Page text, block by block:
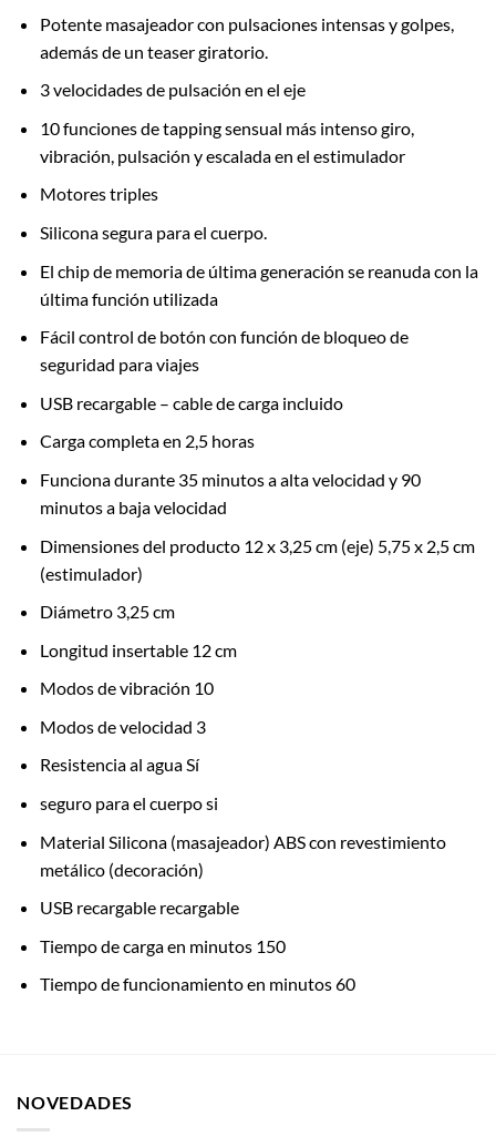
Potente masajeador con pulsaciones intensas y golpes,
además de un teaser giratorio.
3 velocidades de pulsación en el eje
10 funciones de tapping sensual más intenso giro,
vibración, pulsación y escalada en el estimulador
Motores triples
Silicona segura para el cuerpo.
El chip de memoria de última generación se reanuda con la
última función utilizada
Fácil control de botón con función de bloqueo de
seguridad para viajes
USB recargable – cable de carga incluido
Carga completa en 2,5 horas
Funciona durante 35 minutos a alta velocidad y 90
minutos a baja velocidad
Dimensiones del producto 12 x 3,25 cm (eje) 5,75 x 2,5 cm
(estimulador)
Diámetro 3,25 cm
Longitud insertable 12 cm
Modos de vibración 10
Modos de velocidad 3
Resistencia al agua Sí
seguro para el cuerpo si
Material Silicona (masajeador) ABS con revestimiento
metálico (decoración)
USB recargable recargable
Tiempo de carga en minutos 150
Tiempo de funcionamiento en minutos 60
NOVEDADES